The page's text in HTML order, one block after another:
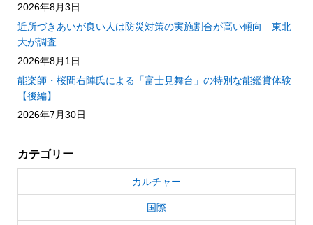
2026年8月3日
近所づきあいが良い人は防災対策の実施割合が高い傾向 東北
大が調査
2026年8月1日
能楽師・桜間右陣氏による「富士見舞台」の特別な能鑑賞体験
【後編】
2026年7月30日
カテゴリー
カルチャー
国際